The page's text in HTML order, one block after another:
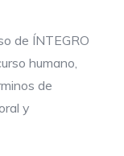
de ÍNTEGRO
humano,
de
y